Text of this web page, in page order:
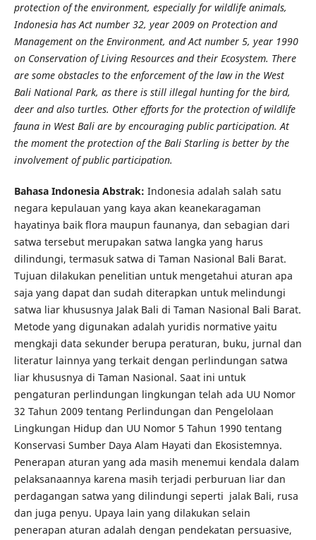
protection of the environment, especially for wildlife animals,
Indonesia has Act number 32, year 2009 on Protection and
Management on the Environment, and Act number 5, year 1990
on Conservation of Living Resources and their Ecosystem. There
are some obstacles to the enforcement of the law in the West
Bali National Park, as there is still illegal hunting for the bird,
deer and also turtles. Other efforts for the protection of wildlife
fauna in West Bali are by encouraging public participation. At
the moment the protection of the Bali Starling is better by the
involvement of public participation.
Bahasa Indonesia Abstrak: Indonesia adalah salah satu
negara kepulauan yang kaya akan keanekaragaman
hayatinya baik flora maupun faunanya, dan sebagian dari
satwa tersebut merupakan satwa langka yang harus
dilindungi, termasuk satwa di Taman Nasional Bali Barat.
Tujuan dilakukan penelitian untuk mengetahui aturan apa
saja yang dapat dan sudah diterapkan untuk melindungi
satwa liar khususnya Jalak Bali di Taman Nasional Bali Barat.
Metode yang digunakan adalah yuridis normative yaitu
mengkaji data sekunder berupa peraturan, buku, jurnal dan
literatur lainnya yang terkait dengan perlindungan satwa
liar khususnya di Taman Nasional. Saat ini untuk
pengaturan perlindungan lingkungan telah ada UU Nomor
32 Tahun 2009 tentang Perlindungan dan Pengelolaan
Lingkungan Hidup dan UU Nomor 5 Tahun 1990 tentang
Konservasi Sumber Daya Alam Hayati dan Ekosistemnya.
Penerapan aturan yang ada masih menemui kendala dalam
pelaksanaannya karena masih terjadi perburuan liar dan
perdagangan satwa yang dilindungi seperti jalak Bali, rusa
dan juga penyu. Upaya lain yang dilakukan selain
penerapan aturan adalah dengan pendekatan persuasive,